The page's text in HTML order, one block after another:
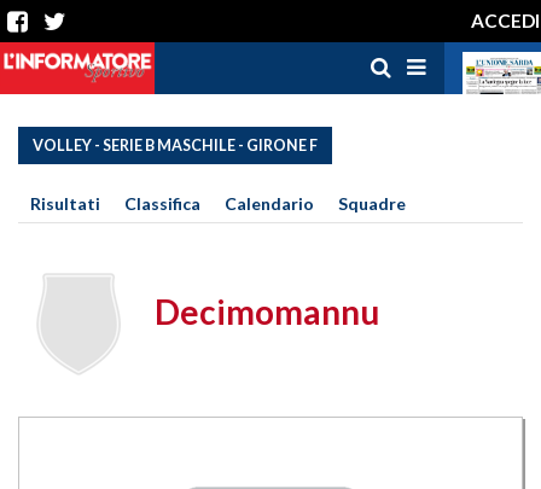
ACCEDI
VOLLEY - SERIE B MASCHILE - GIRONE F
Risultati Classifica Calendario Squadre
Decimomannu